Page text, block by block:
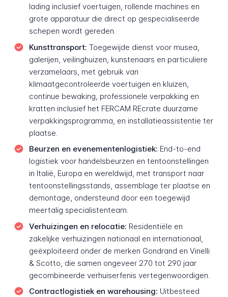
lading inclusief voertuigen, rollende machines en
grote apparatuur die direct op gespecialiseerde
schepen wordt gereden.
Kunsttransport: Toegewijde dienst voor musea,
galerijen, veilinghuizen, kunstenaars en particuliere
verzamelaars, met gebruik van
klimaatgecontroleerde voertuigen en kluizen,
continue bewaking, professionele verpakking en
kratten inclusief het FERCAM REcrate duurzame
verpakkingsprogramma, en installatieassistentie ter
plaatse.
Beurzen en evenementenlogistiek: End-to-end
logistiek voor handelsbeurzen en tentoonstellingen
in Italië, Europa en wereldwijd, met transport naar
tentoonstellingsstands, assemblage ter plaatse en
demontage, ondersteund door een toegewijd
meertalig specialistenteam.
Verhuizingen en relocatie: Residentiële en
zakelijke verhuizingen nationaal en internationaal,
geëxploiteerd onder de merken Gondrand en Vinelli
& Scotto, die samen ongeveer 270 tot 290 jaar
gecombineerde verhuiserfenis vertegenwoordigen.
Contractlogistiek en warehousing: Uitbesteed